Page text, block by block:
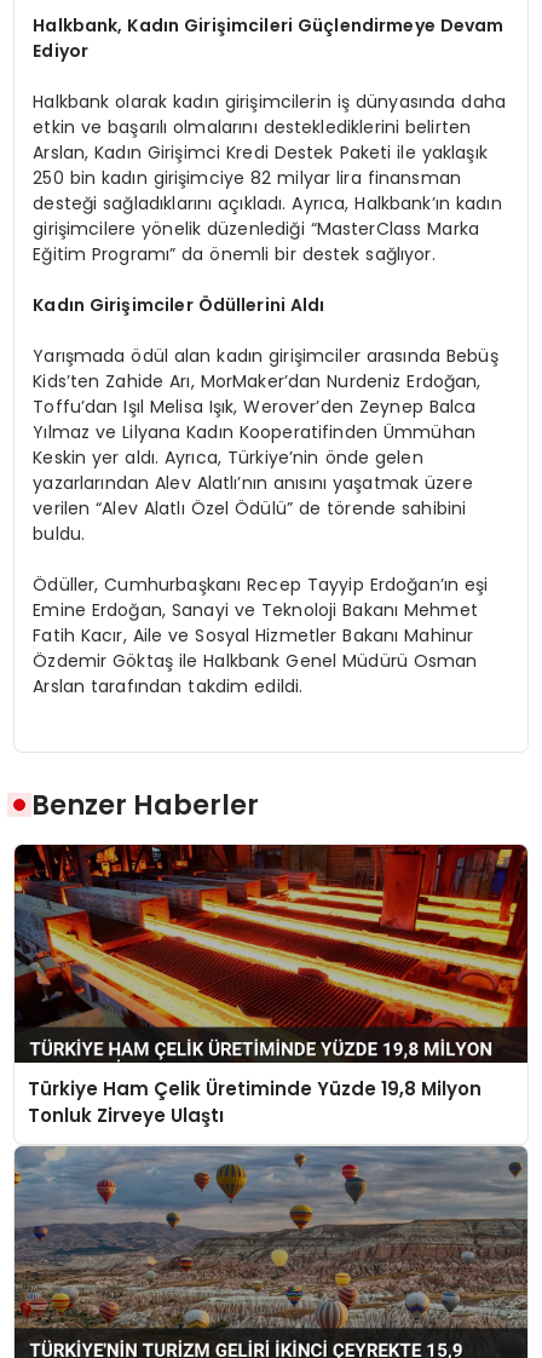
Halkbank, Kadın Girişimcileri Güçlendirmeye Devam
Ediyor
Halkbank olarak kadın girişimcilerin iş dünyasında daha
etkin ve başarılı olmalarını desteklediklerini belirten
Arslan, Kadın Girişimci Kredi Destek Paketi ile yaklaşık
250 bin kadın girişimciye 82 milyar lira finansman
desteği sağladıklarını açıkladı. Ayrıca, Halkbank’ın kadın
girişimcilere yönelik düzenlediği “MasterClass Marka
Eğitim Programı” da önemli bir destek sağlıyor.
Kadın Girişimciler Ödüllerini Aldı
Yarışmada ödül alan kadın girişimciler arasında Bebüş
Kids’ten Zahide Arı, MorMaker’dan Nurdeniz Erdoğan,
Toffu’dan Işıl Melisa Işık, Werover’den Zeynep Balca
Yılmaz ve Lilyana Kadın Kooperatifinden Ümmühan
Keskin yer aldı. Ayrıca, Türkiye’nin önde gelen
yazarlarından Alev Alatlı’nın anısını yaşatmak üzere
verilen “Alev Alatlı Özel Ödülü” de törende sahibini
buldu.
Ödüller, Cumhurbaşkanı Recep Tayyip Erdoğan’ın eşi
Emine Erdoğan, Sanayi ve Teknoloji Bakanı Mehmet
Fatih Kacır, Aile ve Sosyal Hizmetler Bakanı Mahinur
Özdemir Göktaş ile Halkbank Genel Müdürü Osman
Arslan tarafından takdim edildi.
Benzer Haberler
Türkiye Ham Çelik Üretiminde Yüzde 19,8 Milyon
Tonluk Zirveye Ulaştı